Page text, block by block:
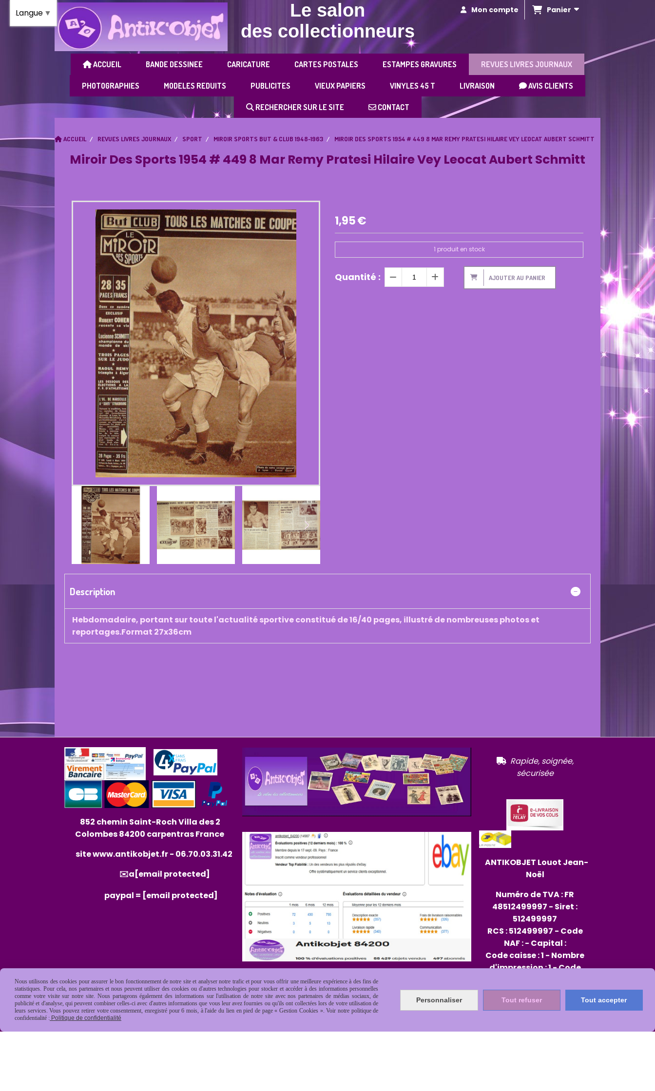
Le salon
des collectionneurs
Mon compte Panier
ACCUEIL BANDE DESSINEE CARICATURE CARTES POSTALES ESTAMPES GRAVURES REVUES LIVRES JOURNAUX
PHOTOGRAPHIES MODELES REDUITS PUBLICITES VIEUX PAPIERS VINYLES 45 T LIVRAISON AVIS CLIENTS
RECHERCHER SUR LE SITE CONTACT
ACCUEIL REVUES LIVRES JOURNAUX SPORT MIROIR SPORTS BUT & CLUB 1948-1963 MIROIR DES SPORTS 1954 # 449 8 MAR REMY PRATESI HILAIRE VEY LEOCAT AUBERT SCHMITT
Miroir Des Sports 1954 # 449 8 Mar Remy Pratesi Hilaire Vey Leocat Aubert Schmitt
1,95€
1 produit en stock
Quantité : AJOUTER AU PANIER
Description
Hebdomadaire, portant sur toute l'actualité sportive constitué de 16/40 pages, illustré de nombreuses photos et
reportages.Format 27x36cm
852 chemin Saint-Roch Villa des 2
Colombes 84200 carpentras France
sitewww.antikobjet.fr- 06.70.03.31.42
✉️a [email protected]
paypal = [email protected]
 Rapide, soignée,
sécurisée
ANTIKOBJET Louot Jean-
Noël
Numéro de TVA : FR
48512499997 - Siret :
512499997
RCS : 512499997 - Code
NAF : - Capital :
Code caisse : 1 - Nombre
d'impression : 1 - Code
Rep PAP FR334013_01JXMD
Langue ▼
Panneau de gestion des cookies
Nous utilisons des cookies pour assurer le bon fonctionnement de notre site et analyser notre trafic et pour vous offrir une meilleure expérience à des fins de
statistiques. Pour cela, nos partenaires et nous peuvent utiliser des cookies ou d'autres technologies pour stocker et accéder à des informations personnelles
comme votre visite sur notre site. Nous partageons également des informations sur l'utilisation de notre site avec nos partenaires de médias sociaux, de
publicité et d'analyse, qui peuvent combiner celles-ci avec d'autres informations que vous leur avez fournies ou qu'ils ont collectées lors de votre utilisation de
leurs services. Vous pouvez retirer votre consentement, enregistré pour 6 mois, à l'aide du lien en pied de page « Gestion Cookies ». Voir notre politique de
confidentialité : Politique de confidentialité
Personnaliser Tout refuser Tout accepter